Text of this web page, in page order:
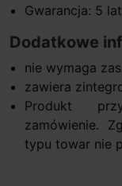
Gwarancja: 5 lat
Dodatkowe
nie wymaga
zawiera
Produkt
zamówienie.
typu towar nie